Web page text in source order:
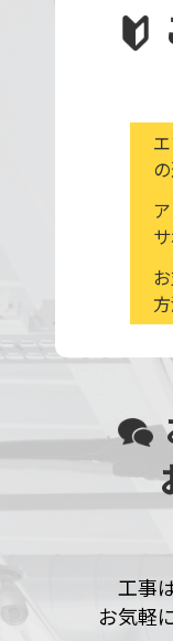
・公開された個
に応じます。
工事
お気軽